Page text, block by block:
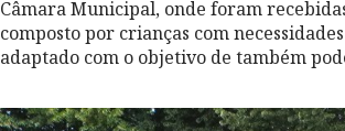
Câmara Municipal, onde foram
composto por crianças com
adaptado com o objetivo de também